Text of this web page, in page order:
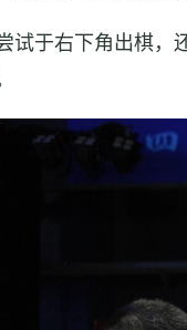
试于右下角出棋，